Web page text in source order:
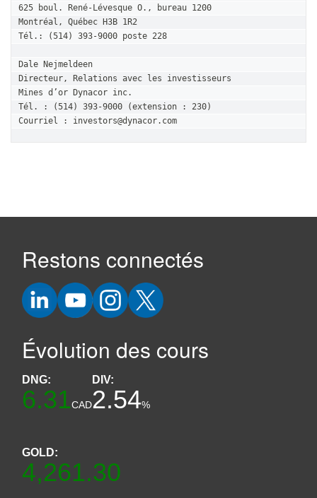
625 boul. René-Lévesque O., bureau 1200
Montréal, Québec H3B 1R2
Tél.: (514) 393-9000 poste 228
Dale Nejmeldeen
Directeur, Relations avec les investisseurs
Mines d’or Dynacor inc.
Tél. : (514) 393-9000 (extension : 230)
Courriel : investors@dynacor.com
Restons connectés
Évolution des cours
DNG:
6.31CAD
DIV:
2.54%
GOLD:
4,261.30